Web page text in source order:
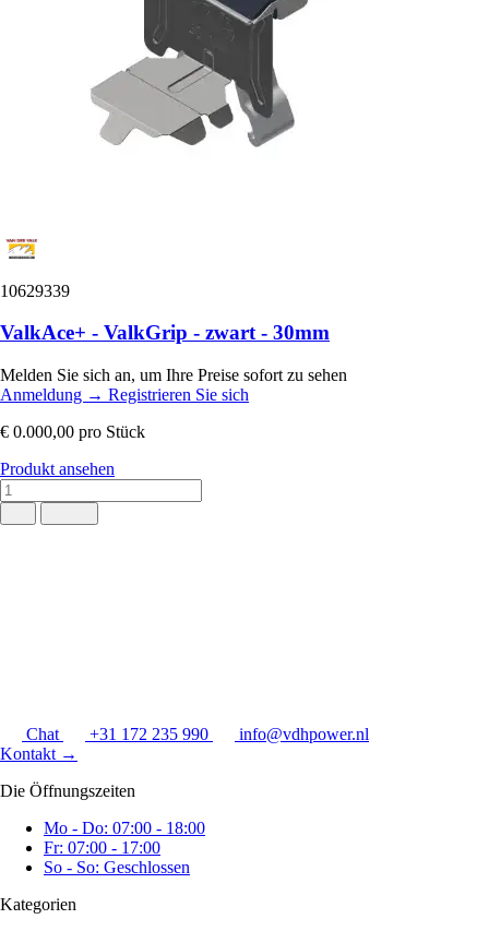
10629339
ValkAce+ - ValkGrip - zwart - 30mm
Melden Sie sich an, um Ihre Preise sofort zu sehen
Anmeldung → Registrieren Sie sich
€ 0.000,00 pro Stück
Produkt ansehen
Chat +31 172 235 990
info@vdhpower.nl
Kontakt →
Die Öffnungszeiten
Mo - Do: 07:00 - 18:00
Fr: 07:00 - 17:00
So - So: Geschlossen
Kategorien